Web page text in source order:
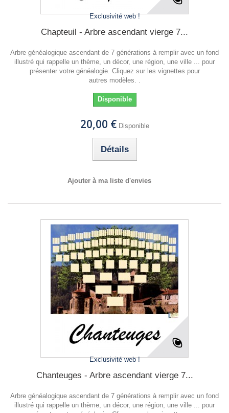
Exclusivité web !
Chapteuil - Arbre ascendant vierge 7...
Arbre généalogique ascendant de 7 générations à remplir avec un fond
illustré qui rappelle un thème, un décor, une région, une ville ... pour
présenter votre généalogie. Cliquez sur les vignettes pour
autres modèles. .
Disponible
20,00 € Disponible
Détails
Ajouter à ma liste d'envies
Exclusivité web !
Chanteuges - Arbre ascendant vierge 7...
Arbre généalogique ascendant de 7 générations à remplir avec un fond
illustré qui rappelle un thème, un décor, une région, une ville ... pour